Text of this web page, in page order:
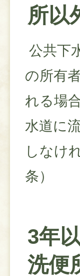
所以
公共下
の所有
れる場
水道に
しなけ
条）
3年
洗便